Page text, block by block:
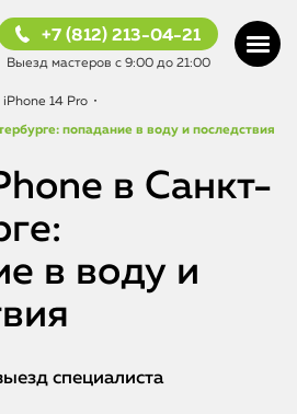
+7 (812) 213-04-21
Выезд мастеров с 9:00 до 21:00
iPhone 14 Pro •
попадание в воду и последствия
в Санкт-
в воду и
специалиста